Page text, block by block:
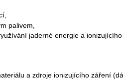
palivem,
jaderné energie a
a zdroje ionizujícího záření